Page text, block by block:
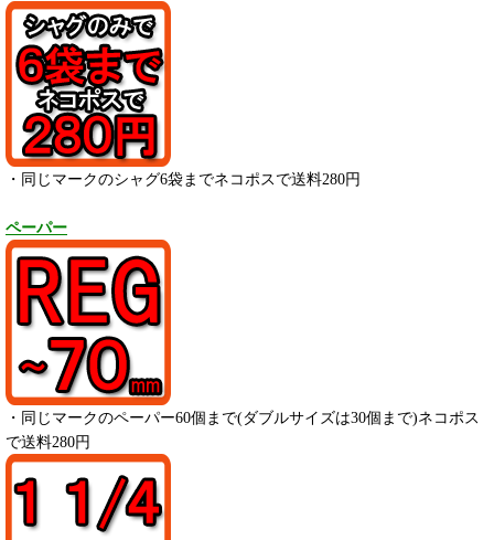
・同じマークのシャグ6袋までネコポスで送料280円
ペーパー
・ 同じマークのペーパー60個まで(ダブルサイズは30個まで)ネコポス
で送料280円